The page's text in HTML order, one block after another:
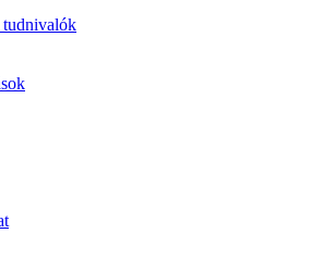
tudnivalók